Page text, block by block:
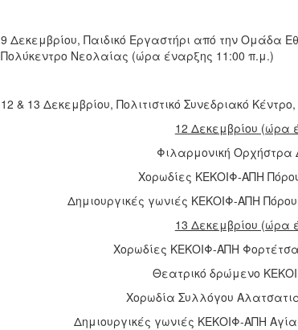
9 Δεκεμβρίου, Παιδικό Εργαστήρι από την Ομάδα
Πολύκεντρο Νεολαίας (ώρα έναρξης 11:00 π.μ.)
12 & 13 Δεκεμβρίου, Πολιτιστικό Συνεδριακό
12 Δεκεμβρίου (ώρα
Φιλαρμονική Ορχήστρα
Χορωδίες ΚΕΚΟΙΦ-ΑΠΗ
Δημιουργικές γωνιές ΚΕΚΟΙΦ-ΑΠΗ
13 Δεκεμβρίου (ώρα
Χορωδίες ΚΕΚΟΙΦ-ΑΠΗ
Θεατρικό δρώμενο
Χορωδία Συλλόγου
Δημιουργικές γωνιές ΚΕΚΟΙΦ-ΑΠΗ